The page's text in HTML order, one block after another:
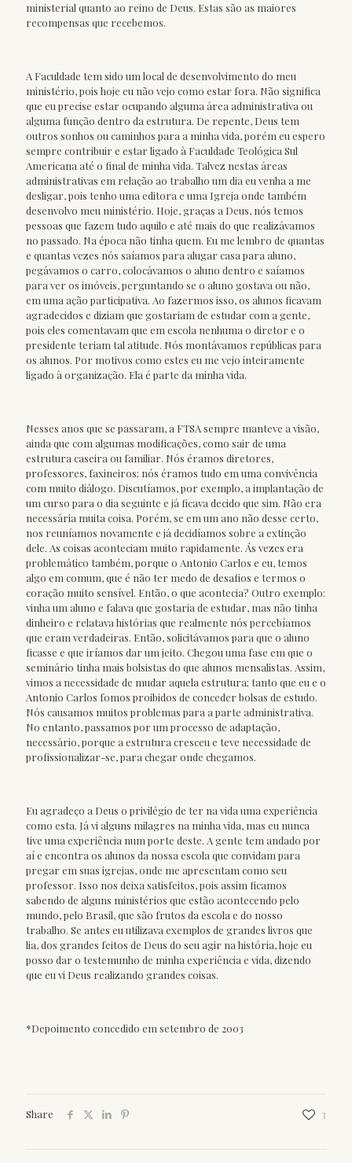
ministerial quanto ao reino de Deus. Estas são as maiores
recompensas que recebemos.
A Faculdade tem sido um local de desenvolvimento do meu
ministério, pois hoje eu não vejo como estar fora. Não significa
que eu precise estar ocupando alguma área administrativa ou
alguma função dentro da estrutura. De repente, Deus tem
outros sonhos ou caminhos para a minha vida, porém eu espero
sempre contribuir e estar ligado à Faculdade Teológica Sul
Americana até o final de minha vida. Talvez nestas áreas
administrativas em relação ao trabalho um dia eu venha a me
desligar, pois tenho uma editora e uma Igreja onde também
desenvolvo meu ministério. Hoje, graças a Deus, nós temos
pessoas que fazem tudo aquilo e até mais do que realizávamos
no passado. Na época não tinha quem. Eu me lembro de quantas
e quantas vezes nós saíamos para alugar casa para aluno,
pegávamos o carro, colocávamos o aluno dentro e saíamos
para ver os imóveis, perguntando se o aluno gostava ou não,
em uma ação participativa. Ao fazermos isso, os alunos ficavam
agradecidos e diziam que gostariam de estudar com a gente,
pois eles comentavam que em escola nenhuma o diretor e o
presidente teriam tal atitude. Nós montávamos repúblicas para
os alunos. Por motivos como estes eu me vejo inteiramente
ligado à organização. Ela é parte da minha vida.
Nesses anos que se passaram, a FTSA sempre manteve a visão,
ainda que com algumas modificações, como sair de uma
estrutura caseira ou familiar. Nós éramos diretores,
professores, faxineiros; nós éramos tudo em uma convivência
com muito diálogo. Discutíamos, por exemplo, a implantação de
um curso para o dia seguinte e já ficava decido que sim. Não era
necessária muita coisa. Porém, se em um ano não desse certo,
nos reuníamos novamente e já decidíamos sobre a extinção
dele. As coisas aconteciam muito rapidamente. Ás vezes era
problemático também, porque o Antonio Carlos e eu, temos
algo em comum, que é não ter medo de desafios e termos o
coração muito sensível. Então, o que acontecia? Outro exemplo:
vinha um aluno e falava que gostaria de estudar, mas não tinha
dinheiro e relatava histórias que realmente nós percebíamos
que eram verdadeiras. Então, solicitávamos para que o aluno
ficasse e que iríamos dar um jeito. Chegou uma fase em que o
seminário tinha mais bolsistas do que alunos mensalistas. Assim,
vimos a necessidade de mudar aquela estrutura; tanto que eu e o
Antonio Carlos fomos proibidos de conceder bolsas de estudo.
Nós causamos muitos problemas para a parte administrativa.
No entanto, passamos por um processo de adaptação,
necessário, porque a estrutura cresceu e teve necessidade de
profissionalizar-se, para chegar onde chegamos.
Eu agradeço a Deus o privilégio de ter na vida uma experiência
como esta. Já vi alguns milagres na minha vida, mas eu nunca
tive uma experiência num porte deste. A gente tem andado por
aí e encontra os alunos da nossa escola que convidam para
pregar em suas igrejas, onde me apresentam como seu
professor. Isso nos deixa satisfeitos, pois assim ficamos
sabendo de alguns ministérios que estão acontecendo pelo
mundo, pelo Brasil, que são frutos da escola e do nosso
trabalho. Se antes eu utilizava exemplos de grandes livros que
lia, dos grandes feitos de Deus do seu agir na história, hoje eu
posso dar o testemunho de minha experiência e vida, dizendo
que eu vi Deus realizando grandes coisas.
*Depoimento concedido em setembro de 2003
Share 3